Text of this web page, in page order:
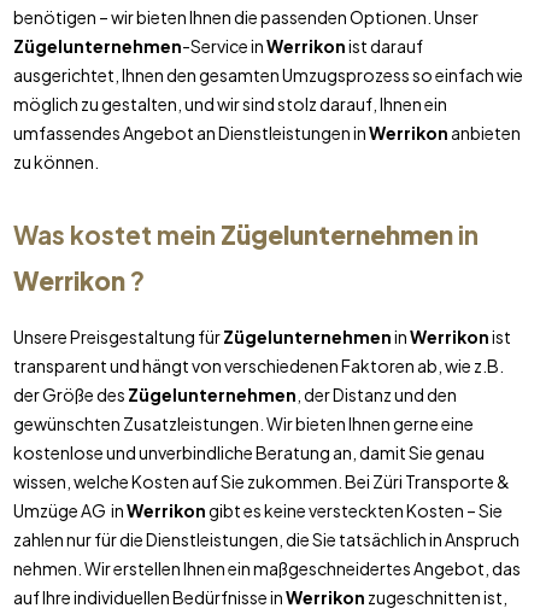
benötigen – wir bieten Ihnen die passenden Optionen. Unser
Zügelunternehmen-Service inWerrikonist darauf
ausgerichtet, Ihnen den gesamten Umzugsprozess so einfach wie
möglich zu gestalten, und wir sind stolz darauf, Ihnen ein
umfassendes Angebot an Dienstleistungen inWerrikon anbieten
zu können.
Was kostet mein Zügelunternehmenin
Werrikon?
Unsere Preisgestaltung fürZügelunternehmeninWerrikonist
transparent und hängt von verschiedenen Faktoren ab, wie z.B.
der Größe des Zügelunternehmen , der Distanz und den
gewünschten Zusatzleistungen. Wir bieten Ihnen gerne eine
kostenlose und unverbindliche Beratung an, damit Sie genau
wissen, welche Kosten auf Sie zukommen. Bei Züri Transporte &
Umzüge AG inWerrikongibt es keine versteckten Kosten – Sie
zahlen nur für die Dienstleistungen, die Sie tatsächlich in Anspruch
nehmen. Wir erstellen Ihnen ein maßgeschneidertes Angebot, das
auf Ihre individuellen Bedürfnisse inWerrikon zugeschnitten ist,